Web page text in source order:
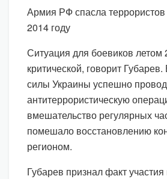
Армия РФ спасла террористов
2014 году
Ситуация для боевиков летом
критической, говорит
силы Украины успешно
антитеррористическую
вмешательство регулярных
помешало восстановлению
регионом.
Губарев признал факт участия